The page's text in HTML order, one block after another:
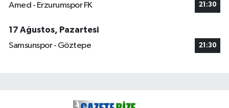
Amed - Erzurumspor FK 21:30
17 Ağustos, Pazartesi
Samsunspor - Göztepe
21:30